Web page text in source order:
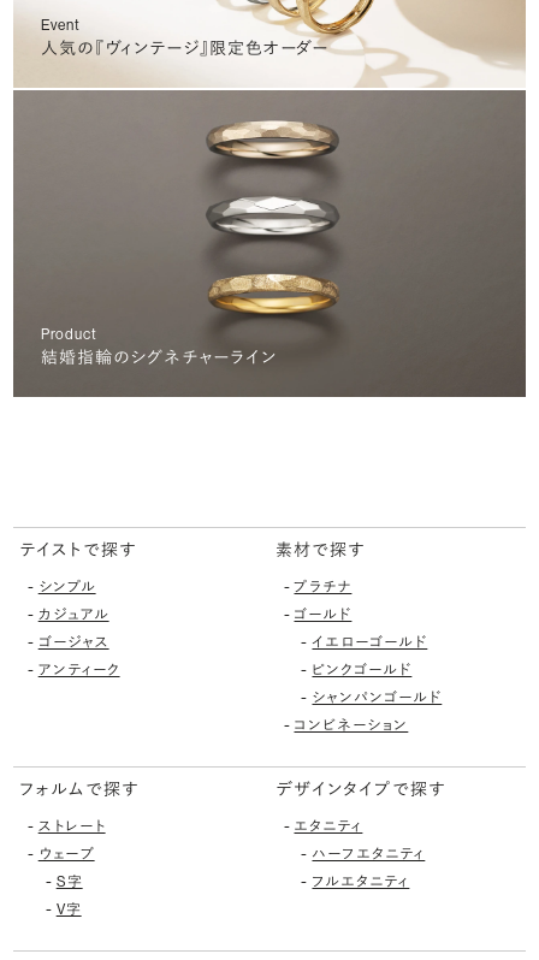
Event
人気の『ヴィンテージ』限定色オーダー
Product
結婚指輪のシグネチャーライン
テイストで探す
- シンプル
- カジュアル
- ゴージャス
- アンティーク
素材で探す
-プラチナ
- ゴールド
-イエローゴールド
- ピンクゴールド
- シャンパンゴールド
- コンビネーション
フォルムで探す
- ストレート
- ウェーブ
- S字
- V字
デザインタイプで探す
- エタニティ
- ハーフエタニティ
- フルエタニティ